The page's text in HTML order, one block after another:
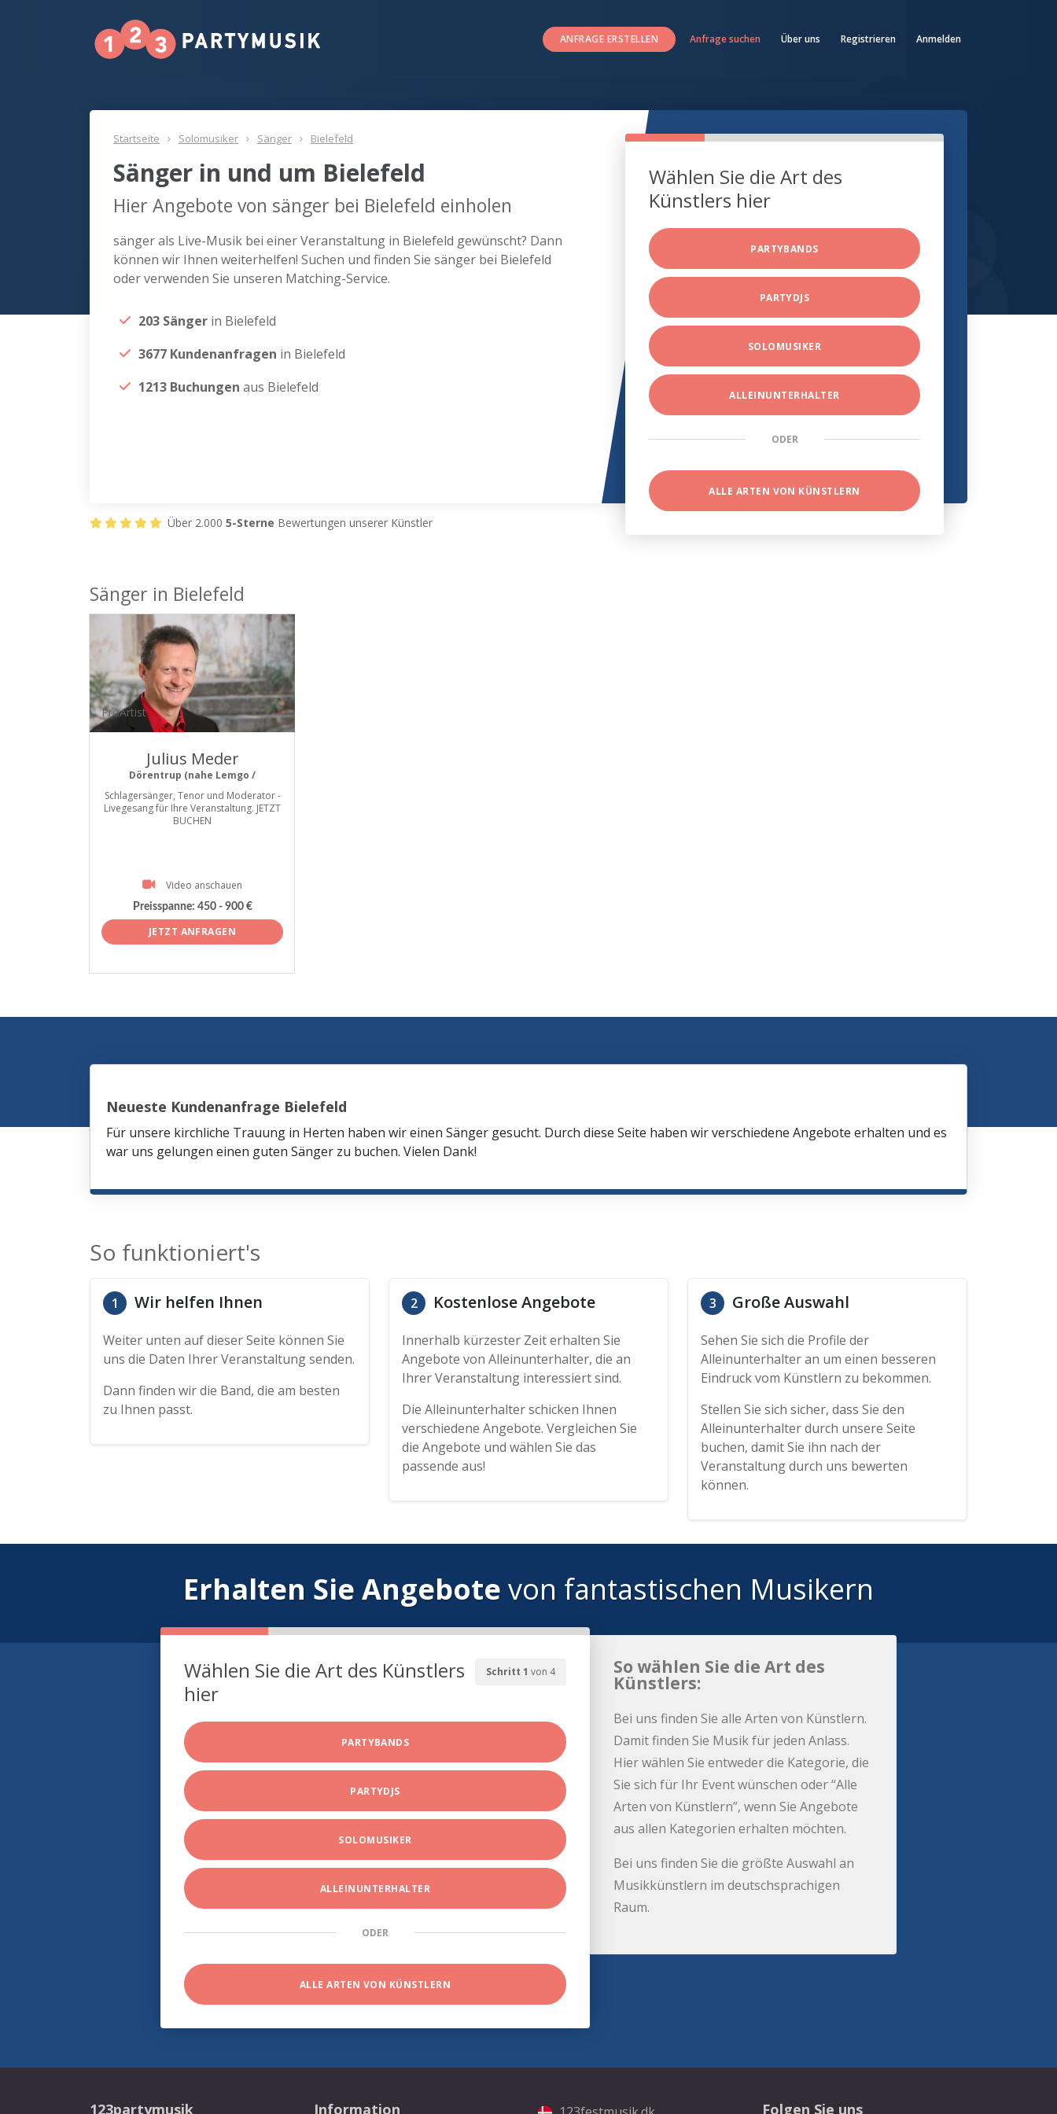
ANFRAGE ERSTELLEN Anfrage suchen Über uns Registrieren Anmelden
Startseite Solomusiker Sänger Bielefeld
Sänger in und um Bielefeld
Hier Angebote von sänger bei Bielefeld einholen
sänger als Live-Musik bei einer Veranstaltung in Bielefeld gewünscht? Dann
können wir Ihnen weiterhelfen! Suchen und finden Sie sänger bei Bielefeld
oder verwenden Sie unseren Matching-Service.
203 Sänger in Bielefeld
3677 Kundenanfragen in Bielefeld
1213 Buchungen aus Bielefeld
Wählen Sie die Art des
Künstlers hier
PARTYBANDS
PARTYDJS
SOLOMUSIKER
ALLEINUNTERHALTER
ODER
ALLE ARTEN VON KÜNSTLERN
Über 2.000 5-Sterne Bewertungen unserer Künstler
Sänger in Bielefeld
ProArtist
Julius Meder
Dörentrup (nahe Lemgo /
Schlagersänger, Tenor und Moderator -
Livegesang für Ihre Veranstaltung. JETZT
BUCHEN
Video anschauen
Preisspanne: 450 - 900 €
JETZT ANFRAGEN
Neueste Kundenanfrage Bielefeld
Für unsere kirchliche Trauung in Herten haben wir einen Sänger gesucht. Durch diese Seite haben wir verschiedene Angebote erhalten und es
war uns gelungen einen guten Sänger zu buchen. Vielen Dank!
So funktioniert's
1 Wir helfen Ihnen
Weiter unten auf dieser Seite können Sie
uns die Daten Ihrer Veranstaltung senden.
Dann finden wir die Band, die am besten
zu Ihnen passt.
2 Kostenlose Angebote
Innerhalb kürzester Zeit erhalten Sie
Angebote von Alleinunterhalter, die an
Ihrer Veranstaltung interessiert sind.
Die Alleinunterhalter schicken Ihnen
verschiedene Angebote. Vergleichen Sie
die Angebote und wählen Sie das
passende aus!
3 Große Auswahl
Sehen Sie sich die Profile der
Alleinunterhalter an um einen besseren
Eindruck vom Künstlern zu bekommen.
Stellen Sie sich sicher, dass Sie den
Alleinunterhalter durch unsere Seite
buchen, damit Sie ihn nach der
Veranstaltung durch uns bewerten
können.
Erhalten Sie Angebote von fantastischen Musikern
Schritt 1 von 4
Wählen Sie die Art des Künstlers
hier
PARTYBANDS
PARTYDJS
SOLOMUSIKER
ALLEINUNTERHALTER
ODER
ALLE ARTEN VON KÜNSTLERN
So wählen Sie die Art des
Künstlers:
Bei uns finden Sie alle Arten von Künstlern.
Damit finden Sie Musik für jeden Anlass.
Hier wählen Sie entweder die Kategorie, die
Sie sich für Ihr Event wünschen oder “Alle
Arten von Künstlern”, wenn Sie Angebote
aus allen Kategorien erhalten möchten.
Bei uns finden Sie die größte Auswahl an
Musikkünstlern im deutschsprachigen
Raum.
123partymusik Information Folgen Sie uns